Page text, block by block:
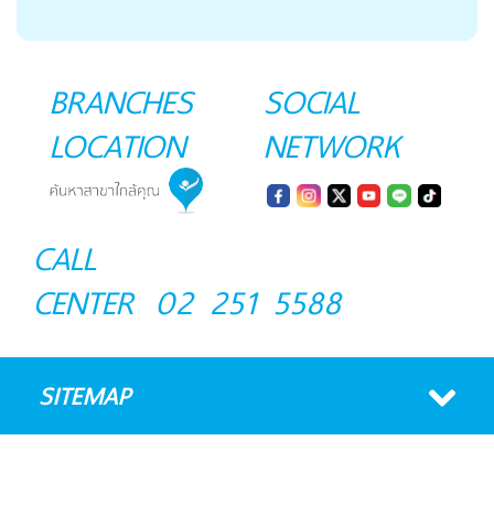
BRANCHES
LOCATION
SOCIAL
NETWORK
CALL
CENTER 02 251 5588
SITEMAP